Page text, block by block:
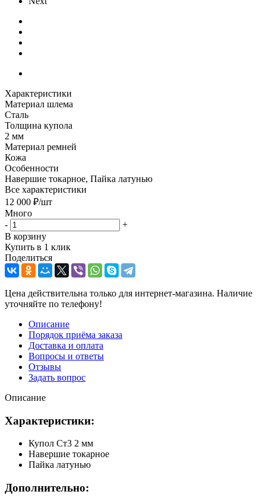
Характеристики
Материал шлема
Сталь
Толщина купола
2 мм
Материал ремней
Кожа
Особенности
Навершие токарное, Пайка латунью
Все характеристики
12 000 ₽/шт
Много
-
+
В корзину
Купить в 1 клик
Поделиться
Цена действительна только для интернет-магазина. Наличие
уточняйте по телефону!
Описание
Порядок приёма заказа
Доставка и оплата
Вопросы и ответы
Отзывы
Задать вопрос
Описание
Характеристики:
Купол Ст3 2 мм
Навершие токарное
Пайка латунью
Дополнительно: